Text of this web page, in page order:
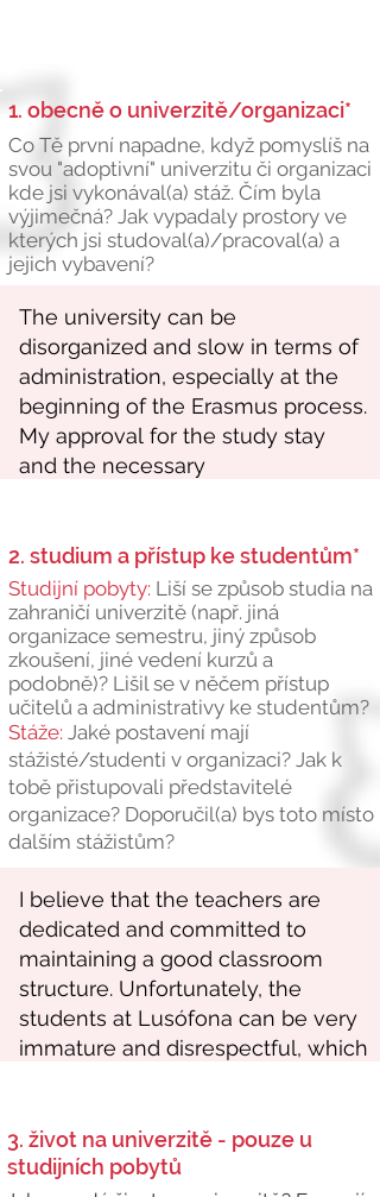
1. obecně o univerzitě/organizaci*
Co Tě první napadne, když pomyslíš na
svou "adoptivní" univerzitu či organizaci
kde jsi vykonával(a) stáž. Čím byla
výjimečná? Jak vypadaly prostory ve
kterých jsi studoval(a)/pracoval(a) a
jejich vybavení?
2. studium a přístup ke studentům*
Studijní pobyty: Liší se způsob studia na
zahraničí univerzitě (např. jiná
organizace semestru, jiný způsob
zkoušení, jiné vedení kurzů a
podobně)? Lišil se v něčem přístup
učitelů a administrativy ke studentům?
Stáže: Jaké postavení mají
stážisté/studenti v organizaci? Jak k
tobě přistupovali představitelé
organizace? Doporučil(a) bys toto místo
dalším stážistům?
3. život na univerzitě - pouze u
studijních pobytů